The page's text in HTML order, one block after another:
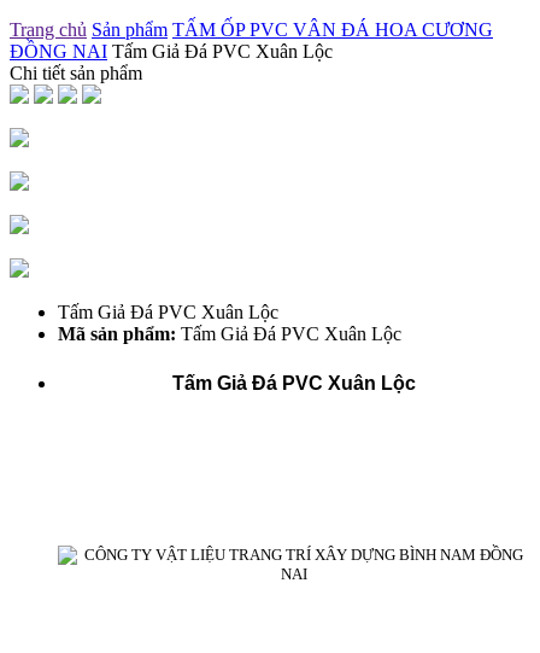
Trang chủ Sản phẩm TẤM ỐP PVC VÂN ĐÁ HOA CƯƠNG
ĐỒNG NAI Tấm Giả Đá PVC Xuân Lộc
Chi tiết sản phẩm
Tấm Giả Đá PVC Xuân Lộc
Mã sản phẩm: Tấm Giả Đá PVC Xuân Lộc
Tấm Giả Đá PVC Xuân Lộc